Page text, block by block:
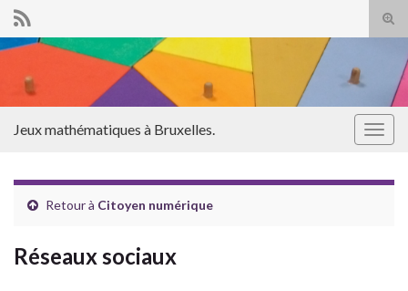
Search for:
Jeux mathématiques à Bruxelles.
Retour à Citoyen numérique
Réseaux sociaux